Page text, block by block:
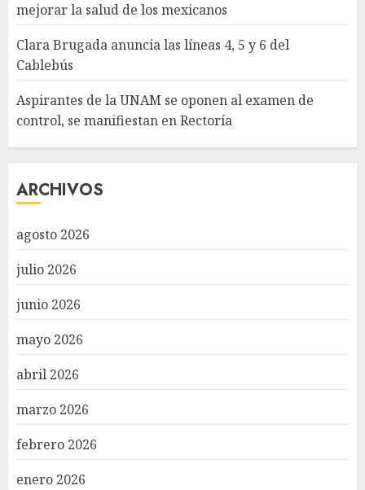
mejorar la salud de los mexicanos
Clara Brugada anuncia las líneas 4, 5 y 6 del
Cablebús
Aspirantes de la UNAM se oponen al examen de
control, se manifiestan en Rectoría
ARCHIVOS
agosto 2026
julio 2026
junio 2026
mayo 2026
abril 2026
marzo 2026
febrero 2026
enero 2026